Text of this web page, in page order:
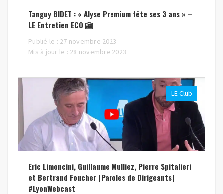
Tanguy BIDET : « Alyse Premium fête ses 3 ans » –
LE Entretien ECO 🎦
Publié le : 27 novembre 2023
Mis à jour le : 28 novembre 2023
LE Club
Eric Limoncini, Guillaume Mulliez, Pierre Spitalieri
et Bertrand Foucher [Paroles de Dirigeants]
#LyonWebcast